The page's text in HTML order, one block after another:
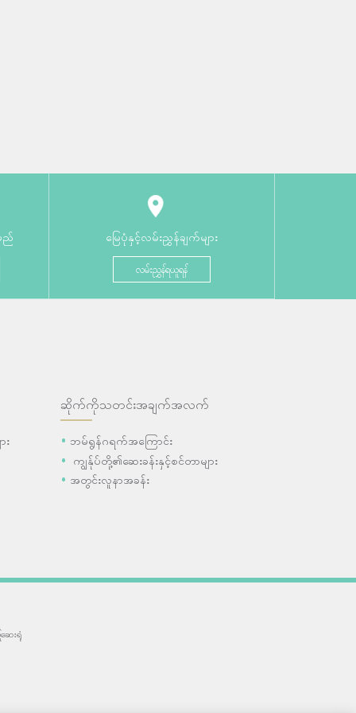
ည် မြေပုံနှင့်လမ်းညွှန်ချက်များ
လမ်းညွှန်ရယူရန်
း
ဆိုက်ကိုသတင်းအချက်အလက်
ဘမ်ရွန်ဂရက်အကြောင်း
ကျွန်ုပ်တို့၏ဆေးခန်းနှင့်စင်တာများ
အတွင်းလူနာအခန်း
ေးရုံ